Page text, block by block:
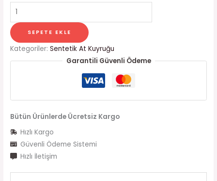
SEPETE EKLE
Kategoriler:Sentetik At Kuyruğu
Garantili Güvenli Ödeme
Bütün Ürünlerde Ücretsiz Kargo
Hızlı Kargo
Güvenli Ödeme Sistemi
Hızlı İletişim